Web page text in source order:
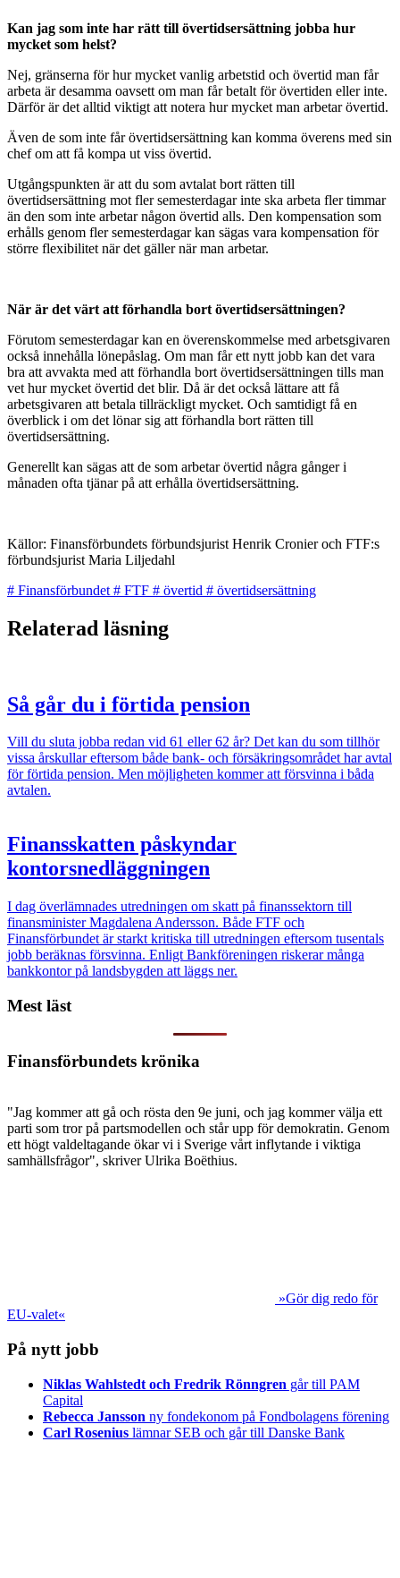
Kan jag som inte har rätt till övertidsersättning jobba hur
mycket som helst?
Nej, gränserna för hur mycket vanlig arbetstid och övertid man får
arbeta är desamma oavsett om man får betalt för övertiden eller inte.
Därför är det alltid viktigt att notera hur mycket man arbetar övertid.
Även de som inte får övertidsersättning kan komma överens med sin
chef om att få kompa ut viss övertid.
Utgångspunkten är att du som avtalat bort rätten till
övertidsersättning mot fler semesterdagar inte ska arbeta fler timmar
än den som inte arbetar någon övertid alls. Den kompensation som
erhålls genom fler semesterdagar kan sägas vara kompensation för
större flexibilitet när det gäller när man arbetar.
När är det värt att förhandla bort övertidsersättningen?
Förutom semesterdagar kan en överenskommelse med arbetsgivaren
också innehålla lönepåslag. Om man får ett nytt jobb kan det vara
bra att avvakta med att förhandla bort övertidsersättningen tills man
vet hur mycket övertid det blir. Då är det också lättare att få
arbetsgivaren att betala tillräckligt mycket. Och samtidigt få en
överblick i om det lönar sig att förhandla bort rätten till
övertidsersättning.
Generellt kan sägas att de som arbetar övertid några gånger i
månaden ofta tjänar på att erhålla övertidsersättning.
Källor: Finansförbundets förbundsjurist Henrik Cronier och FTF:s
förbundsjurist Maria Liljedahl
# Finansförbundet # FTF # övertid # övertidsersättning
Relaterad läsning
Så går du i förtida pension
Vill du sluta jobba redan vid 61 eller 62 år? Det kan du som tillhör
vissa årskullar eftersom både bank- och försäkringsområdet har avtal
för förtida pension. Men möjligheten kommer att försvinna i båda
avtalen.
Finansskatten påskyndar
kontorsnedläggningen
I dag överlämnades utredningen om skatt på finanssektorn till
finansminister Magdalena Andersson. Både FTF och
Finansförbundet är starkt kritiska till utredningen eftersom tusentals
jobb beräknas försvinna. Enligt Bankföreningen riskerar många
bankkontor på landsbygden att läggs ner.
Mest läst
Finansförbundets krönika
"Jag kommer att gå och rösta den 9e juni, och jag kommer välja ett
parti som tror på partsmodellen och står upp för demokratin. Genom
ett högt valdeltagande ökar vi i Sverige vårt inflytande i viktiga
samhällsfrågor", skriver Ulrika Boëthius.
»Gör dig redo för
EU-valet«
På nytt jobb
Niklas Wahlstedt och Fredrik Rönngren går till PAM
Capital
Rebecca Jansson ny fondekonom på Fondbolagens förening
Carl Rosenius lämnar SEB och går till Danske Bank